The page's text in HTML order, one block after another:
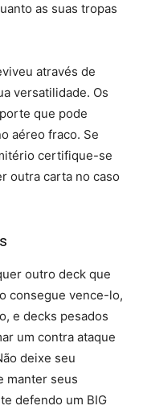
as suas tropas
através de
versatilidade. Os
que pode
aéreo fraco. Se
certifique-se
outra carta no caso
outro deck que
consegue vence-lo,
e decks pesados
um contra ataque
deixe seu
manter seus
defendo um BIG